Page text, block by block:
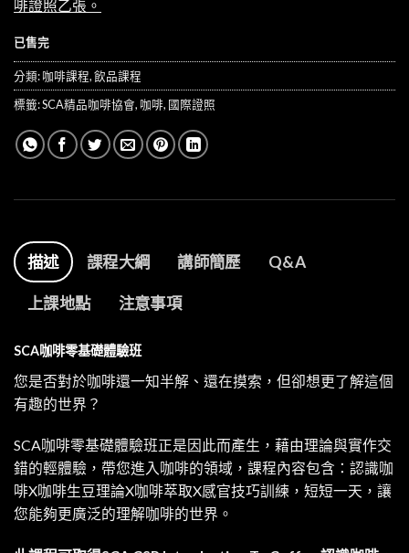
啡證照乙張。
已售完
分類:咖啡課程,飲品課程
標籤:SCA精品咖啡協會, 咖啡, 國際證照
描述 課程大綱 講師簡歷 Q&A
上課地點 注意事項
SCA咖啡零基礎體驗班
您是否對於咖啡還一知半解、還在摸索，但卻想更了解這個
有趣的世界？
SCA咖啡零基礎體驗班正是因此而產生，藉由理論與實作交
錯的輕體驗，帶您進入咖啡的領域，課程內容包含：認識咖
啡X咖啡生豆理論X咖啡萃取X感官技巧訓練，短短一天，讓
您能夠更廣泛的理解咖啡的世界。